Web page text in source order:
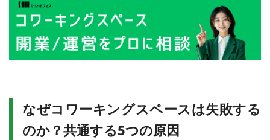
なぜコワーキングスペースは失敗する
のか？共通する5つの原因